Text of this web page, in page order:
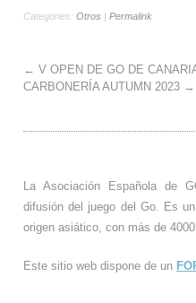
Categories: Otros | Permalink
← V OPEN DE GO DE
CARBONERÍA AUTUMN 2023 →
La Asociación Española de
difusión del juego del Go. Es
origen asiático, con más de
Este sitio web dispone de un